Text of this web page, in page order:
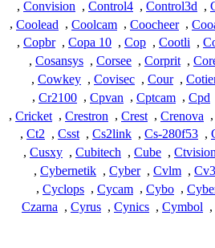
,
Control3d
,
Control4
,
Convision
,
,
Coocheer
,
Coolcam
,
Coolead
,
,
Cootli
,
Cop
,
Copa 10
,
Copbr
,
,
Corprit
,
Corsee
,
Cosansys
,
,
Cour
,
Covisec
,
Cowkey
,
Cpd
,
Cptcam
,
Cpvan
,
Cr2100
,
,
Crenova
,
Crest
,
Crestron
,
Cricket
,
,
Cs-280f53
,
Cs2link
,
Csst
,
Ct2
,
Ctvision
,
Cube
,
Cubitech
,
Cusxy
,
,
Cvlm
,
Cyber
,
Cybernetik
,
,
Cybo
,
Cycam
,
Cyclops
,
,
Cymbol
,
Cynics
,
Cyrus
,
Czarna